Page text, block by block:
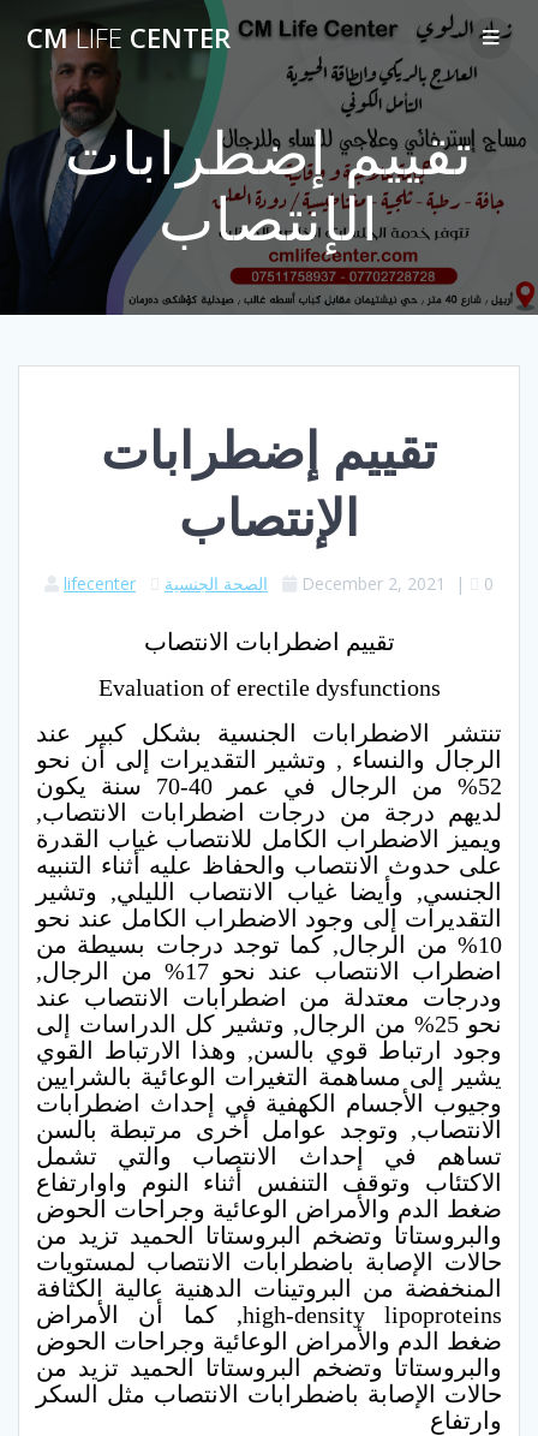
to
content
CMLIFE CENTER
تقييم إضطرابات
الإنتصاب
تقييم إضطرابات
الإنتصاب
lifecenter الصحة الجنسية December 2, 2021 | 0
تقييم اضطرابات الانتصاب
Evaluation of erectile dysfunctions
تنتشر الاضطرابات الجنسية بشكل كبير عند
الرجال والنساء , وتشير التقديرات إلى أن نحو
52% من الرجال في عمر 40-70 سنة يكون
لديهم درجة من درجات اضطرابات الانتصاب,
ويميز الاضطراب الكامل للانتصاب غياب القدرة
على حدوث الانتصاب والحفاظ عليه أثناء التنبيه
الجنسي, وأيضا غياب الانتصاب الليلي, وتشير
التقديرات إلى وجود الاضطراب الكامل عند نحو
10% من الرجال, كما توجد درجات بسيطة من
اضطراب الانتصاب عند نحو 17% من الرجال,
ودرجات معتدلة من اضطرابات الانتصاب عند
نحو 25% من الرجال, وتشير كل الدراسات إلى
وجود ارتباط قوي بالسن, وهذا الارتباط القوي
يشير إلى مساهمة التغيرات الوعائية بالشرايين
وجيوب الأجسام الكهفية في إحداث اضطرابات
الانتصاب, وتوجد عوامل أخرى مرتبطة بالسن
تساهم في إحداث الانتصاب والتي تشمل
الاكتئاب وتوقف التنفس أثناء النوم واوارتفاع
ضغط الدم والأمراض الوعائية وجراحات الحوض
والبروستاتا وتضخم البروستاتا الحميد تزيد من
حالات الإصابة باضطرابات الانتصاب لمستويات
المنخفضة من البروتينات الدهنية عالية الكثافة
high-density lipoproteins, كما أن الأمراض
ضغط الدم والأمراض الوعائية وجراحات الحوض
والبروستاتا وتضخم البروستاتا الحميد تزيد من
حالات الإصابة باضطرابات الانتصاب مثل السكر
وارتفاع